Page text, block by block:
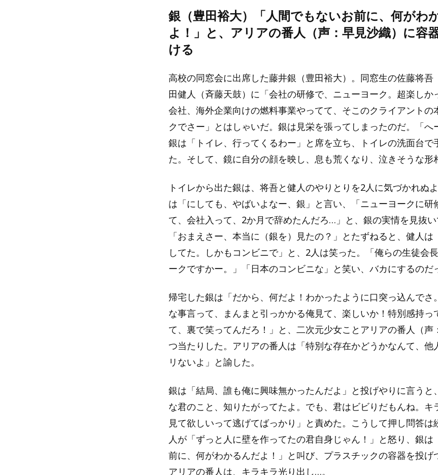
銀（豊田裕大）「人間でもないお前に、何がわ
よ！」と、アリアの番人（声：早見沙織）に容
ける
高校の同窓会に出席した藤井銀（豊田裕大）。同窓生の佐藤将吾
田健人（斉藤天鼓）に「会社の研修で、ニューヨーク。超楽しか
会社、海外企業向けの燃料事業やってて、そこのクライアントの
クでさー」とはしゃいだ。銀は見栄を張ってしまったのだ。「へ
銀は「トイレ、行ってくるわー」と席を立ち、トイレの洗面台で
た。そして、鏡に自分の顔を映し、息も荒くなり、泣きそうな形
トイレから出た銀は、将吾と健人のやりとりを2人に気づかれぬ
は「にしても、やばいよなー、銀」と言い、「ニューヨークに研
て、会社入って、2か月で辞めたんだろ…」と、銀の実情を見抜
「おまえさー、本当に（銀を）見たの？」とたずねると、健人は
してた。しかもコンビニで」と、2人は笑った。「俺らの生徒会
ークですかー。」「日本のコンビニな」と笑い、バカにするのだ
帰宅した銀は「だから、何だよ！わかったように口突っ込んでさ
な事言って、まんまと引っかかる俺見て、楽しいか！特別感持っ
て、裏で笑ってんだろ！」と、二次元少女ことアリアの番人（声
つ当たりした。アリアの番人は「特別な存在かどうかなんて、他
リないよ」と諭した。
銀は「結局、誰も俺に興味無かったんだよ」と投げやりに言うと
な君のこと、知りたがってたよ。でも、君はビビりだもんね。キ
見て欲しいって逃げてばっかり」と責めた。こうして押し問答は
人が「ずっと人に壁を作ってたの君自身じゃん！」と怒り、銀は
前に、何がわかるんだよ！」と叫び、プラスチックの容器を投げ
アリアの番人は、キラキラ光り出し…。